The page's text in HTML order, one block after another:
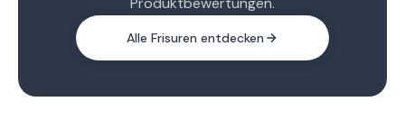
Alle Frisuren entdecken